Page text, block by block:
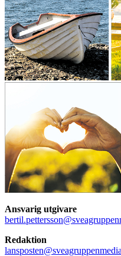
Ansvarig utgivare
Redaktion